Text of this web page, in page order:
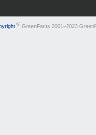
©GreenFacts 2001–2023